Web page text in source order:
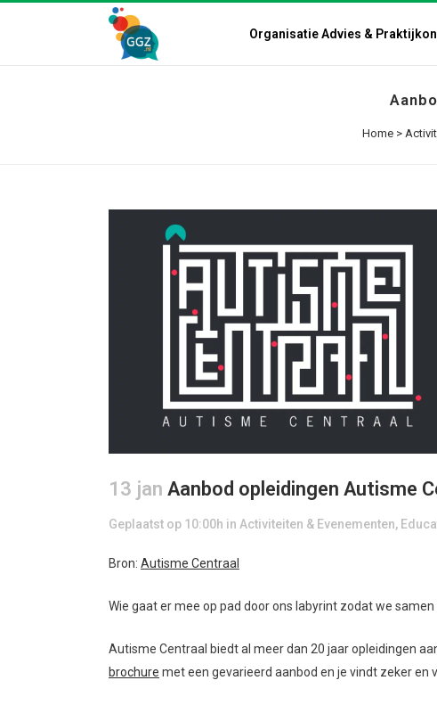
Organisatie Advies &
Home >
13 jan Aanbod opleidingen Autisme
Geplaatst op 10:00h in Activiteiten & Evenementen,
Bron: Autisme Centraal
Wie gaat er mee op pad door ons labyrint zodat we samen
Autisme Centraal biedt al meer dan 20 jaar opleidingen
brochure met een gevarieerd aanbod en je vindt zeker en